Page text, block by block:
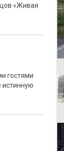
«Живая
гостями
истинную